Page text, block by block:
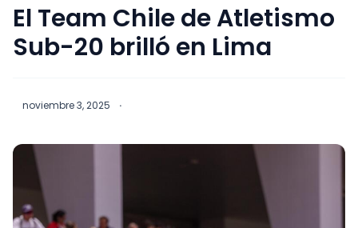
El Team Chile de Atletismo
Sub-20 brilló en Lima
noviembre 3, 2025 ·